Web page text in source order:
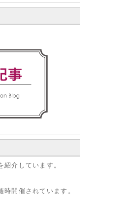
介しています。
開催されています。